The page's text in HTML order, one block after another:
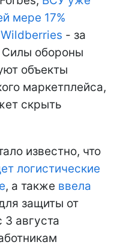
мере 17%
- за
Силы обороны
объекты
маркетплейса,
скрыть
известно, что
логистические
, а также ввела
защиты от
августа